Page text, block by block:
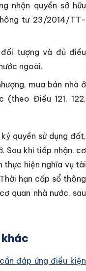
nhận quyền sở hữu
tư 23/2014/TT-
tượng và đủ điều
ngoài.
mua bán nhà ở
(theo Điều 121, 122,
quyền sử dụng đất,
Sau khi tiếp nhận, cơ
thực hiện nghĩa vụ tài
hạn cấp sổ thông
quan nhà nước, sau
đáp ứng điều kiện